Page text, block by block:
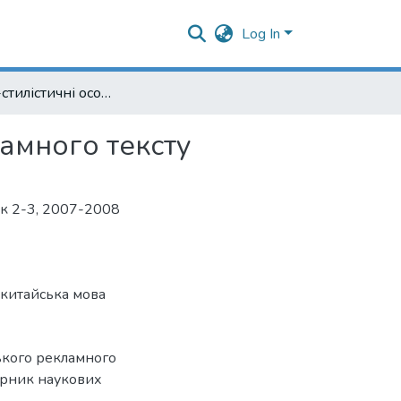
Log In
Лексико-стилістичні особливості китайського рекламного тексту
тексту
2-3, 2007-2008
китайська мова
рекламного
наукових